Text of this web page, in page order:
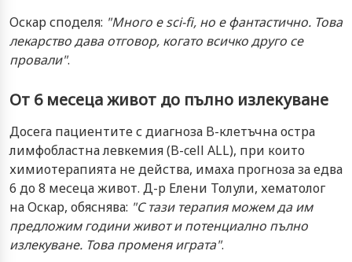
Оскар споделя: "Много е sci-fi, но е фантастично. Това
лекарство дава отговор, когато всичко друго се
провали".
От 6 месеца живот до пълно излекуване
Досега пациентите с диагноза B-клетъчна остра
лимфобластна левкемия (B-cell ALL), при които
химиотерапията не действа, имаха прогноза за едва
6 до 8 месеца живот. Д-р Елени Толули, хематолог
на Оскар, обяснява: "С тази терапия можем да им
предложим години живот и потенциално пълно
излекуване. Това променя играта".